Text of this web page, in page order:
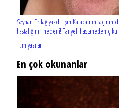
Seyhan Erdağ yazdı: Işın Karaca'nın
hastalığının nedeni! Tanyeli hastaneden
Tüm yazılar
En çok okunanlar